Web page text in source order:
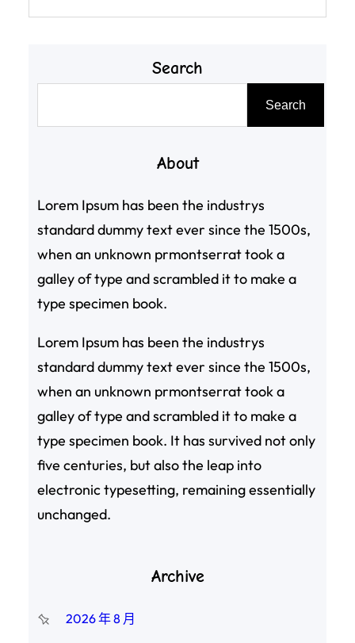
Search
Search
About
Lorem Ipsum has been the industrys
standard dummy text ever since the 1500s,
when an unknown prmontserrat took a
galley of type and scrambled it to make a
type specimen book.
Lorem Ipsum has been the industrys
standard dummy text ever since the 1500s,
when an unknown prmontserrat took a
galley of type and scrambled it to make a
type specimen book. It has survived not only
five centuries, but also the leap into
electronic typesetting, remaining essentially
unchanged.
Archive
2026 年 8 月